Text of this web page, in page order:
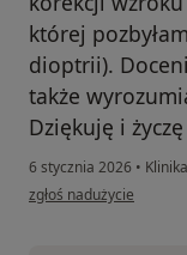
której
dioptrii).
także
Dziękuję i
6 stycznia 2026 •
w opinii użytkownika
zgłoś nadużycie